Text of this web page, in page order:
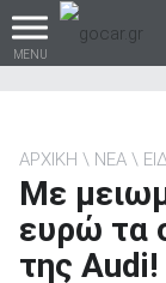
MENU
ΑΡΧΙΚΗ ΝΕΑ
Με
ευρώ τα
της Audi!